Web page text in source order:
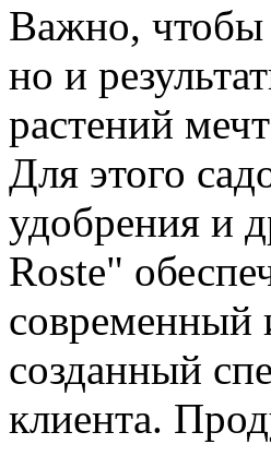
Важно, чтобы
но и
растений
Для этого
удобрения и
Roste"
современный
созданный
клиента.